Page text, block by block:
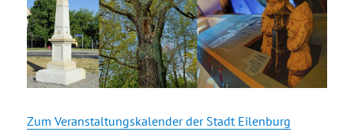
Zum Veranstaltungskalender der Stadt Eilenburg